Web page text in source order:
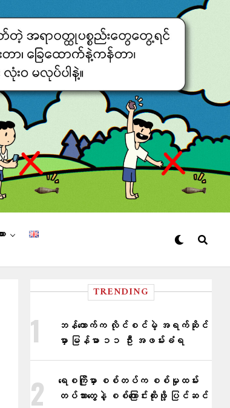
TRENDING
ဘန်ကောက်က လိုင်စင်မဲ့ အရက်ဆိုင်
မှာ မြန်မာ ၁၁ ဦး အဖမ်းခံရ
ရေစကြိုမှာ စစ်တပ်က စစ်မှုထမ်း
တပ်သားတွေနဲ့ စစ်ကြောင်းထိုးဖို့ ပြင်ဆင်